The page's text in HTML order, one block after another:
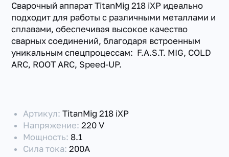
Сварочный аппарат TitanMig 218 iXP идеально
подходит для работы с различными металлами и
сплавами, обеспечивая высокое качество
сварных соединений, благодаря встроенным
уникальным спецпроцессам: F.A.S.T. MIG, COLD
ARC, ROOT ARC, Speed-UP.
Артикул:TitanMig 218 iXP
Напряжение:220 V
Мощность: 8.1
Сила тока:200А